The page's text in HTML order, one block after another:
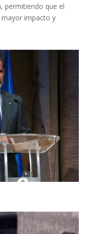
, permitiendo que el
impacto y